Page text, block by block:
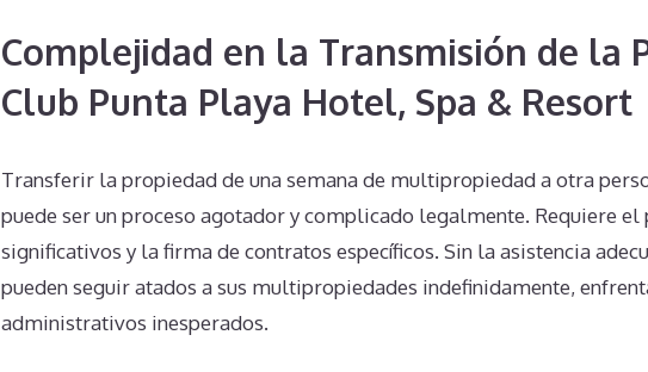
Complejidad en la Transmisión de la
Club Punta Playa Hotel, Spa & Resort
Transferir la propiedad de una semana de multipropiedad a otra
puede ser un proceso agotador y complicado legalmente. Requiere el
significativos y la firma de contratos específicos. Sin la asistencia
pueden seguir atados a sus multipropiedades indefinidamente,
administrativos inesperados.